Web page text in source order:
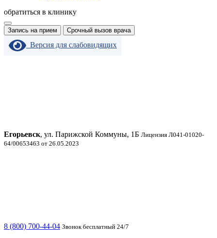
обратиться в клинику
Запись на прием Срочный вызов врача
Версия для слабовидящих
Егорьевск, ул. Парижской Коммуны, 1Б Лицензия Л041-01020-
64/00653463 от 26.05.2023
8 (800) 700-44-04 Звонок бесплатный 24/7